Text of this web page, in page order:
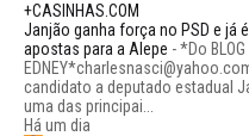
+CASINHAS.COM
Janjão ganha força no PSD e já
apostas para a Alepe -*Do BLOG
candidato a deputado estadual
uma das principai...
Há um dia